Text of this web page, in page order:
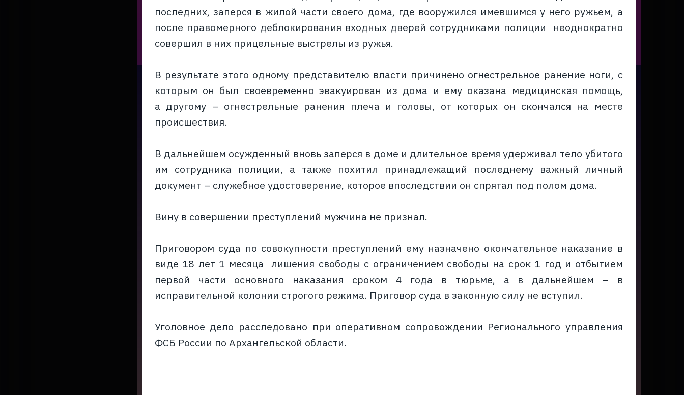
последних, заперся в жилой части своего дома, где вооружился имевшимся у него ружьем, а
после правомерного деблокирования входных дверей сотрудниками полиции неоднократно
совершил в них прицельные выстрелы из ружья.
В результате этого одному представителю власти причинено огнестрельное ранение ноги, с
которым он был своевременно эвакуирован из дома и ему оказана медицинская помощь,
а другому – огнестрельные ранения плеча и головы, от которых он скончался на месте
происшествия.
В дальнейшем осужденный вновь заперся в доме и длительное время удерживал тело убитого
им сотрудника полиции, а также похитил принадлежащий последнему важный личный
документ – служебное удостоверение, которое впоследствии он спрятал под полом дома.
Вину в совершении преступлений мужчина не признал.
Приговором суда по совокупности преступлений ему назначено окончательное наказание в
виде 18 лет 1 месяца лишения свободы с ограничением свободы на срок 1 год и отбытием
первой части основного наказания сроком 4 года в тюрьме, а в дальнейшем – в
исправительной колонии строгого режима. Приговор суда в законную силу не вступил.
Уголовное дело расследовано при оперативном сопровождении Регионального управления
ФСБ России по Архангельской области.